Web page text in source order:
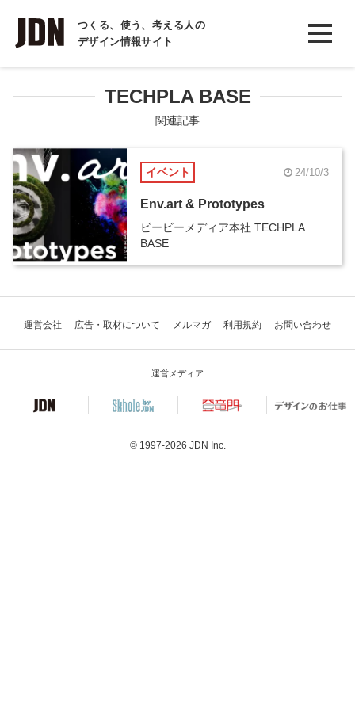
つくる、使う、考える人の
デザイン情報サイト
INTERVIEW
インタビュー
REPORT
COLUMN
コラム
TECHPLA BASE
関連記事
イベント 24/10/3
Env.art & Prototypes
ビービーメディア本社 TECHPLA
BASE
運営会社 広告・取材について メルマガ 利用規約 お問い合わせ
運営メディア
© 1997-2026 JDN Inc.